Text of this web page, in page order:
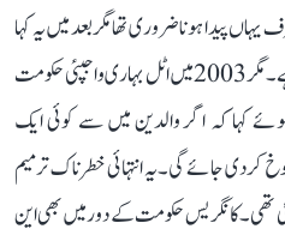
یہاں پیدا ہونا ضروری تھا مگربعد میں یہ کہا
گیا کہ والدین کا ہندوستان ہونا ضروری ہے۔مگر 2003میں اٹل بہاری واجپئی حکومت
کہا کہ اگر والدین میں سے کوئی ایک
کردی جائے گی۔یہ انتہائی خطرناک ترمیم
تھی۔کانگریس حکومت کے دور میں بھی این